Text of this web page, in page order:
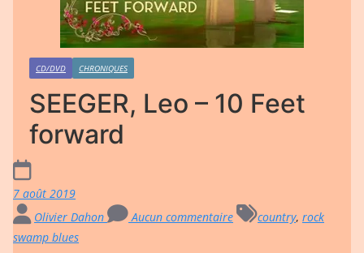
CD/DVD CHRONIQUES
SEEGER, Leo – 10 Feet
forward
7 août 2019
Olivier Dahon
Aucun commentaire country, rock
swamp blues